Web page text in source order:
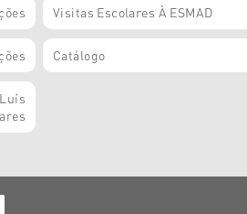
Visitas Escolares À ESMAD
Catálogo